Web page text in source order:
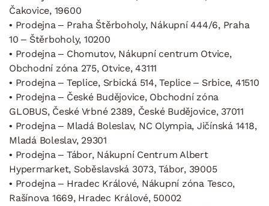
Čakovice, 19600
• Prodejna – Praha Štěrboholy, Nákupní 444/6, Praha
10 – Štěrboholy, 10200
• Prodejna – Chomutov, Nákupní centrum Otvice,
Obchodní zóna 275, Otvice, 43111
• Prodejna – Teplice, Srbická 514, Teplice – Srbice, 41510
• Prodejna – České Budějovice, Obchodní zóna
GLOBUS, České Vrbné 2389, České Budějovice, 37011
• Prodejna – Mladá Boleslav, NC Olympia, Jičínská 1418,
Mladá Boleslav, 29301
• Prodejna – Tábor, Nákupní Centrum Albert
Hypermarket, Soběslavská 3073, Tábor, 39005
• Prodejna – Hradec Králové, Nákupní zóna Tesco,
Rašínova 1669, Hradec Králové, 50002